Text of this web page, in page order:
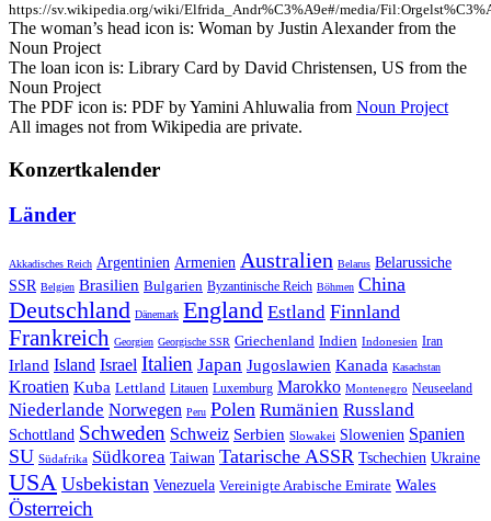
https://sv.wikipedia.org/wiki/Elfrida_Andr%C3%A9e#/media/
The woman’s head icon is: Woman by Justin Alexander from the
Noun Project
The loan icon is: Library Card by David Christensen, US from the
Noun Project
The PDF icon is: PDF by Yamini Ahluwalia from Noun Project
All images not from Wikipedia are private.
Konzertkalender
Länder
Akkadisches Reich Argentinien Armenien Australien Belarus Belarussiche
SSR Belgien Brasilien Bulgarien Byzantinische Reich Böhmen China
Deutschland Dänemark England Estland Finnland
Frankreich Georgien Georgische SSR Griechenland Indien Indonesien Iran
Irland Island Israel Italien Japan Jugoslawien Kanada Kasachstan
Kroatien Kuba Lettland Litauen Luxemburg Marokko Montenegro Neuseeland
Niederlande Norwegen Peru Polen Rumänien Russland
Schottland Schweden Schweiz Serbien Slowakei Slowenien Spanien
SU Südafrika Südkorea Taiwan Tatarische ASSR Tschechien Ukraine
USA Usbekistan Venezuela Vereinigte Arabische Emirate Wales
Österreich